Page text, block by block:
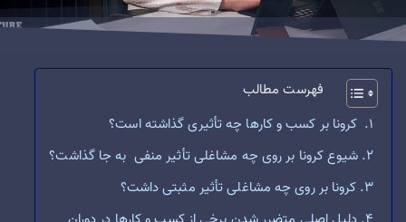
فهرست مطالب
کرونا بر کسب و کارها چه تأثیری گذاشته است؟
شیوع کرونا بر روی چه مشاغلی تأثیر منفی به جا گذاشت؟
کرونا بر روی چه مشاغلی تأثیر مثبتی داشت؟